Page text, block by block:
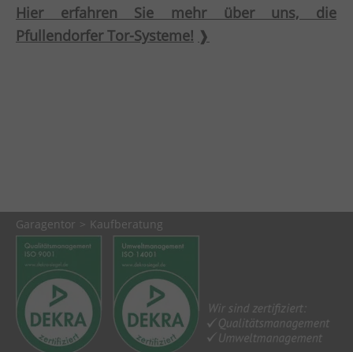
Hier erfahren Sie mehr über uns, die
Pfullendorfer Tor-Systeme!
Garagentor Kaufberatung